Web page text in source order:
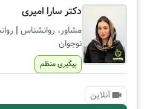
دکتر سارا امیری
مشاور، روانشناس |
نوجوان
پیگیری منظم
آنلاین